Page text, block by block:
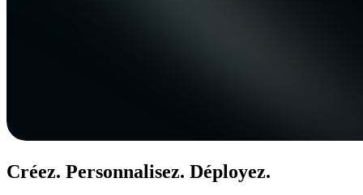
Créez. Personnalisez. Déployez.